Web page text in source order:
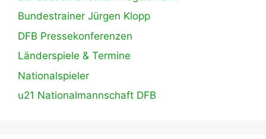
Bundestrainer Jürgen Klopp
DFB Pressekonferenzen
Länderspiele & Termine
Nationalspieler
u21 Nationalmannschaft DFB